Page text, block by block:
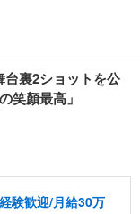
裏2ショットを公
笑顏最高」
験歓迎/月給30万